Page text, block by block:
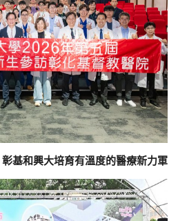
基和興大培育有溫度的醫療新力軍